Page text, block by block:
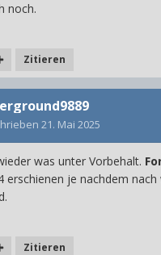
noch.
Zitieren
21. Mai 2025
was unter Vorbehalt.
erschienen je nachdem
Zitieren